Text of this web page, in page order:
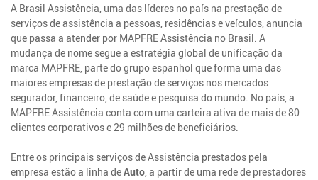
A Brasil Assistência, uma das líderes no país na prestação de
serviços de assistência a pessoas, residências e veículos, anuncia
que passa a atender por MAPFRE Assistência no Brasil. A
mudança de nome segue a estratégia global de unificação da
marca MAPFRE, parte do grupo espanhol que forma uma das
maiores empresas de prestação de serviços nos mercados
segurador, financeiro, de saúde e pesquisa do mundo. No país, a
MAPFRE Assistência conta com uma carteira ativa de mais de 80
clientes corporativos e 29 milhões de beneficiários.
Entre os principais serviços de Assistência prestados pela
empresa estão a linha deAuto , a partir de uma rede de prestadores